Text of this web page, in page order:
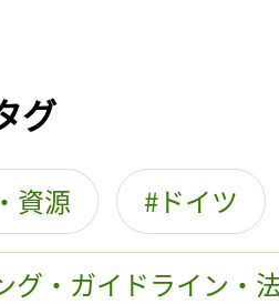
グ
資源 ドイツ
グ・ガイドライン・